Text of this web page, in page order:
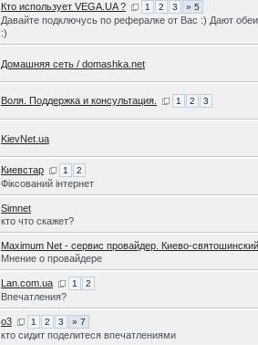
Кто использует VEGA.UA ? 1 2 3 » 5
Давайте подключусь по рефералке от Вас :) Дают
:)
Домашняя сеть / domashka.net
Воля. Поддержка и консультация. 1 2 3
KievNet.ua
Киевстар 1 2
Фіксований інтернет
Simnet
кто что скажет?
Maximum Net - сервис провайдер. Киево-
Мнение о провайдере
Lan.com.ua 1 2
Впечатления?
o3 1 2 3 » 7
кто сидит поделитеся впечатлениями